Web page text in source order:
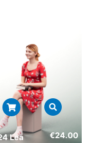
Lea €24.00